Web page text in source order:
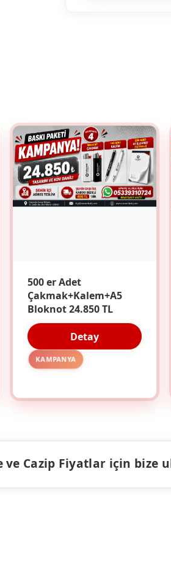
500 er Adet
Çakmak+Kalem+A5
Bloknot 24.850 TL
Detay
KAMPANYA
Cazip Fiyatlar için bize